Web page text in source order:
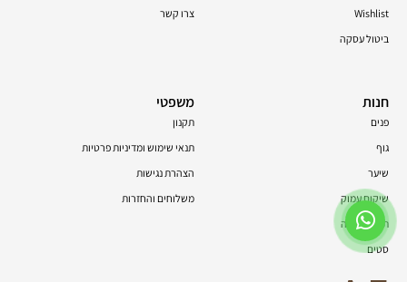
Wishlist
ביטול עסקה
צרו קשר
חנות
פנים
גוף
שיער
שיקום עמוק
תוספי תזונה
סטים
משפטי
תקנון
תנאי שימוש ומדיניות פרטיות
הצהרת נגישות
משלוחים והחזרות